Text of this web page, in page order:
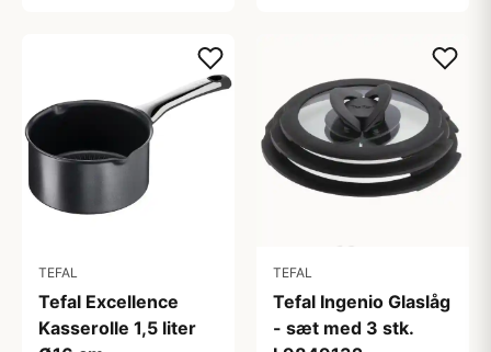
TEFAL
Tefal Excellence
Kasserolle 1,5 liter
TEFAL
Tefal Ingenio Glaslåg
- sæt med 3 stk.